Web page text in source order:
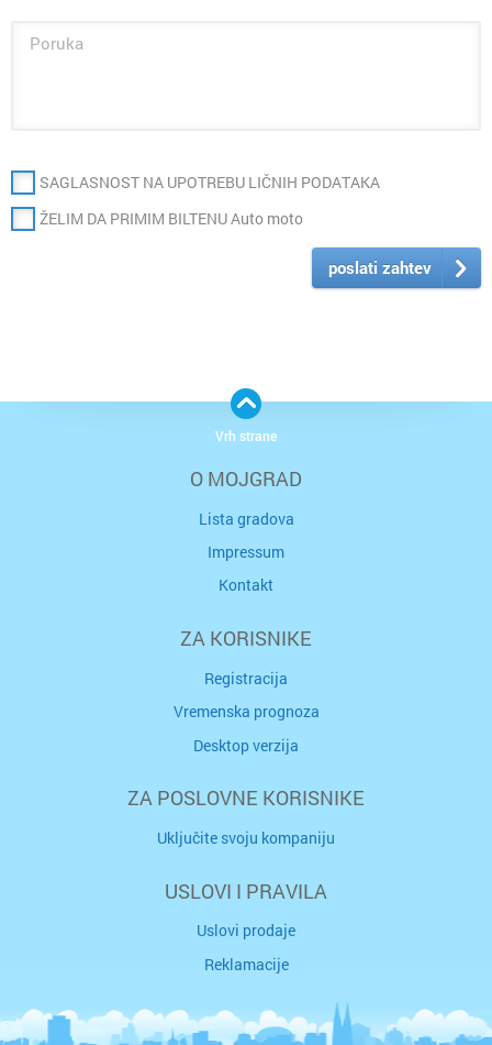
SAGLASNOST NA UPOTREBU LIČNIH PODATAKA
ŽELIM DA PRIMIM BILTENU Auto moto
poslati zahtev
O MOJGRAD
Lista gradova
Impressum
Kontakt
ZA KORISNIKE
Registracija
Vremenska prognoza
Desktop verzija
ZA POSLOVNE KORISNIKE
Uključite svoju kompaniju
USLOVI I PRAVILA
Uslovi prodaje
Reklamacije
Vrh strane